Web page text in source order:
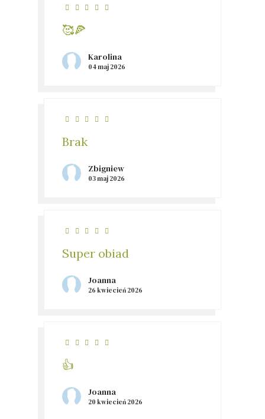
🥰🍕
Karolina
04 maj 2026
Brak
Zbigniew
03 maj 2026
Super obiad
Joanna
26 kwiecień 2026
👍
Joanna
20 kwiecień 2026